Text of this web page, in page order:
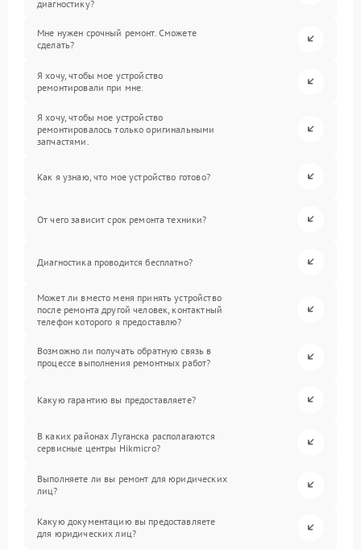
диагностику?
Мне нужен срочный ремонт. Сможете
сделать?
Я хочу, чтобы мое устройство
ремонтировали при мне.
Я хочу, чтобы мое устройство
ремонтировалось только оригинальными
запчастями.
Как я узнаю, что мое устройство готово?
От чего зависит срок ремонта техники?
Диагностика проводится бесплатно?
Может ли вместо меня принять устройство
после ремонта другой человек, контактный
телефон которого я предоставлю?
Возможно ли получать обратную связь в
процессе выполнения ремонтных работ?
Какую гарантию вы предоставляете?
В каких районах Луганска располагаются
сервисные центры Hikmicro?
Выполняете ли вы ремонт для юридических
лиц?
Какую документацию вы предоставляете
для юридических лиц?